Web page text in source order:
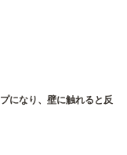
になり、壁に触れると反